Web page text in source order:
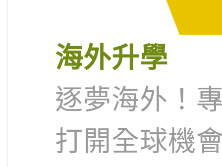
海外升學
逐夢海外！
打開全球機